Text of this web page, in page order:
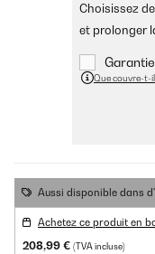
Choisissez
et prolonger
Que couvre-t-
Aussi disponible dans
Achetez ce produit en
208,99 € (TVA incluse)